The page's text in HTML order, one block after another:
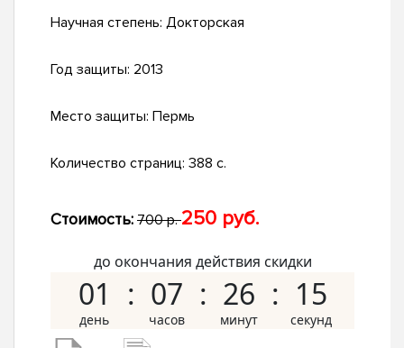
Научная степень: Докторская
Год защиты: 2013
Место защиты: Пермь
Количество страниц: 388 с.
Стоимость: 700 р.250 руб.
до окончания действия скидки
01 07 26 14